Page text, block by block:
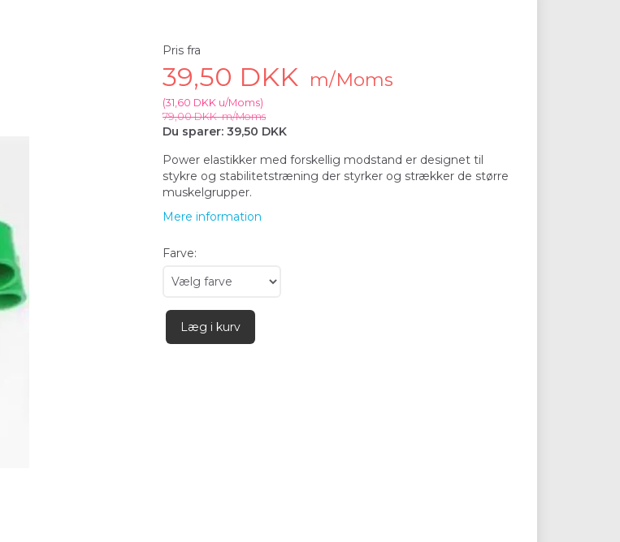
Pris fra
39,50 DKK m/Moms
(31,60 DKK u/Moms)
79,00 DKKm/Moms
Du sparer:39,50 DKK
Power elastikker med forskellig modstand er designet til
stykre og stabilitetstræning der styrker og strækker de større
muskelgrupper.
Mere information
Farve:
Læg i kurv